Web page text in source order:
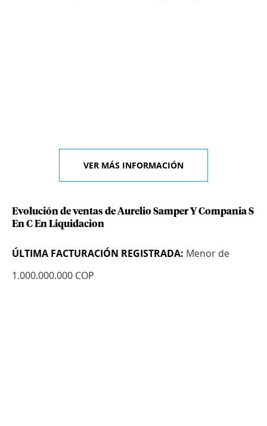
VER MÁS INFORMACIÓN
Evolución de ventas de Aurelio Samper Y Compania S
En C En Liquidacion
ÚLTIMA FACTURACIÓN REGISTRADA: Menor de
1.000.000.000 COP